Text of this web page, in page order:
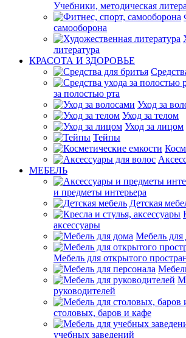
Учебники, методическая
самооборона
литература
КРАСОТА И ЗДОРОВЬЕ
за полостью рта
Уход за
Уход за телом
Уход за лицом
Тейпы
МЕБЕЛЬ
и предметы интерьера
Детская
аксессуары
Мебель для
Мебель для открытого
руководителей
столовых, баров и кафе
учебных заведений